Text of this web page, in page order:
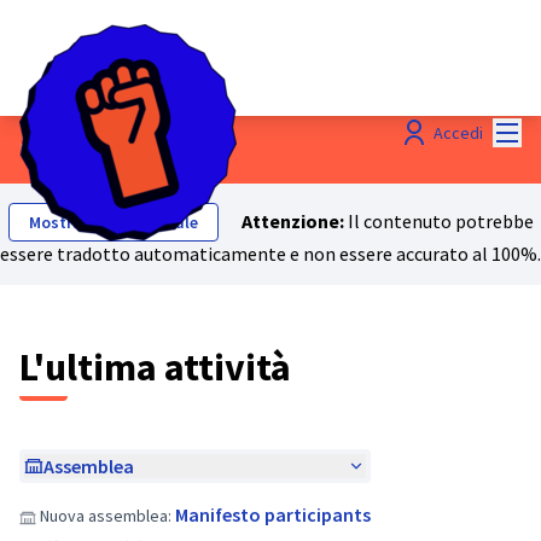
Accedi
Last activities
Mostra testo originale Attenzione:Il contenuto potrebbe
essere tradotto automaticamente e non essere accurato al 100%.
L'ultima attività
Assemblea
Nuova assemblea: Manifesto participants